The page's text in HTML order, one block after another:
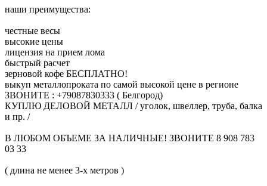
наши преимущества:
честные весы
высокие цены
лицензия на прием лома
быстрый расчет
зерновой кофе БЕСПЛАТНО!
выкуп металлопроката по самой высокой цене в регионе
ЗВОНИТЕ : +79087830333 ( Белгород)
КУПЛЮ ДЕЛОВОЙ МЕТАЛЛ / уголок, швеллер, труба, балка
и пр. /
В ЛЮБОМ ОБЪЕМЕ ЗА НАЛИЧНЫЕ! ЗВОНИТЕ 8 908 783
03 33
( длина не менее 3-х метров )